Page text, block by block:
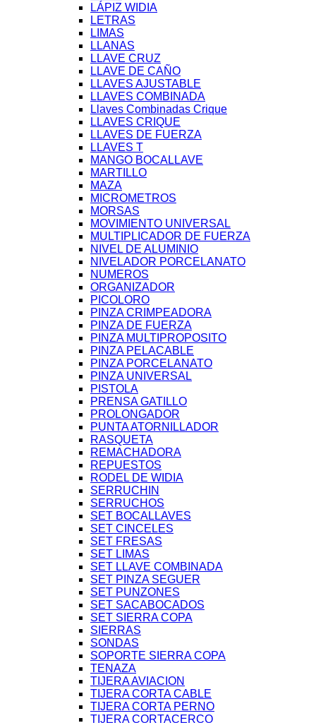
LÁPIZ WIDIA
LETRAS
LIMAS
LLANAS
LLAVE CRUZ
LLAVE DE CAÑO
LLAVES AJUSTABLE
LLAVES COMBINADA
Llaves Combinadas Crique
LLAVES CRIQUE
LLAVES DE FUERZA
LLAVES T
MANGO BOCALLAVE
MARTILLO
MAZA
MICROMETROS
MORSAS
MOVIMIENTO UNIVERSAL
MULTIPLICADOR DE FUERZA
NIVEL DE ALUMINIO
NIVELADOR PORCELANATO
NUMEROS
ORGANIZADOR
PICOLORO
PINZA CRIMPEADORA
PINZA DE FUERZA
PINZA MULTIPROPOSITO
PINZA PELACABLE
PINZA PORCELANATO
PINZA UNIVERSAL
PISTOLA
PRENSA GATILLO
PROLONGADOR
PUNTA ATORNILLADOR
RASQUETA
REMACHADORA
REPUESTOS
RODEL DE WIDIA
SERRUCHIN
SERRUCHOS
SET BOCALLAVES
SET CINCELES
SET FRESAS
SET LIMAS
SET LLAVE COMBINADA
SET PINZA SEGUER
SET PUNZONES
SET SACABOCADOS
SET SIERRA COPA
SIERRAS
SONDAS
SOPORTE SIERRA COPA
TENAZA
TIJERA AVIACION
TIJERA CORTA CABLE
TIJERA CORTA PERNO
TIJERA CORTACERCO